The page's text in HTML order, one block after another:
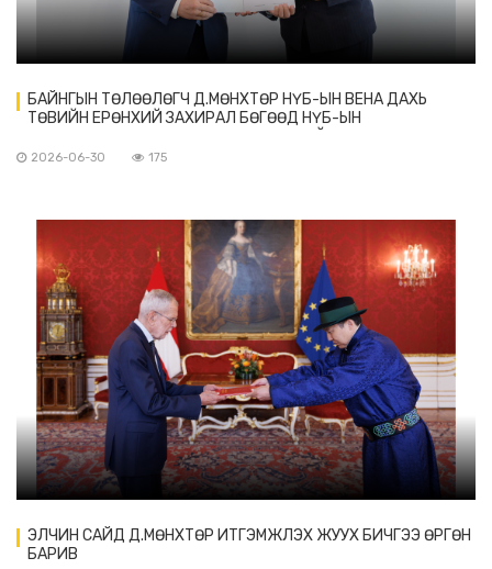
БАЙНГЫН ТӨЛӨӨЛӨГЧ Д.МӨНХТӨР НҮБ-ЫН ВЕНА ДАХЬ
ТӨВИЙН ЕРӨНХИЙ ЗАХИРАЛ БӨГӨӨД НҮБ-ЫН
ГҮЙЦЭТГЭХ ЗАХИРАЛ МОНИКА ЖУМАД ИТГЭМЖЛЭХ
2026-06-30 175
ЭЛЧИН САЙД Д.МӨНХТӨР ИТГЭМЖЛЭХ ЖУУХ БИЧГЭЭ ӨРГӨН
БАРИВ